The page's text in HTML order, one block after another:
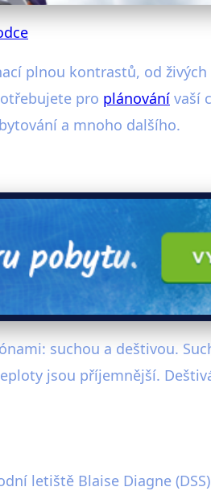
plnou kontrastů, od
pro plánování vaší
a mnoho dalšího.
suchou a deštivou.
jsou příjemnější.
letiště Blaise Diagne